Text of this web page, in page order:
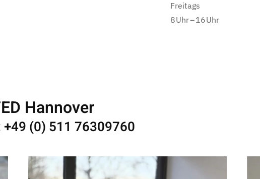
Freitags
8 Uhr – 16 Uhr
Hannover
(0) 511 76309760